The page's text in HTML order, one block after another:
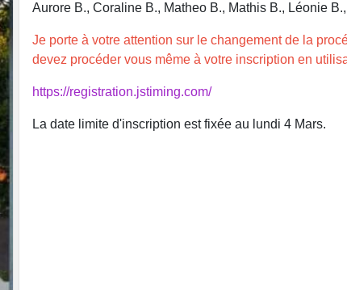
Aurore B., Coraline B., Matheo B., Mathis B., Léonie
Je porte à votre attention sur le changement de la
devez procéder vous même à votre inscription en
https://registration.jstiming.com/
La date limite d'inscription est fixée au lundi 4 Mars.